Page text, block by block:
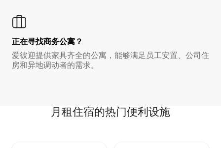
正在寻找商务公寓？
爱彼迎提供家具齐全的公寓，能够满足员工安置、公司住
房和异地调动者的需求。
月租住宿的热门便利设施